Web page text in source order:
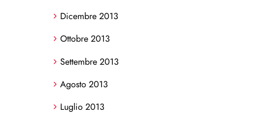
Dicembre 2013
Ottobre 2013
Settembre 2013
Agosto 2013
Luglio 2013